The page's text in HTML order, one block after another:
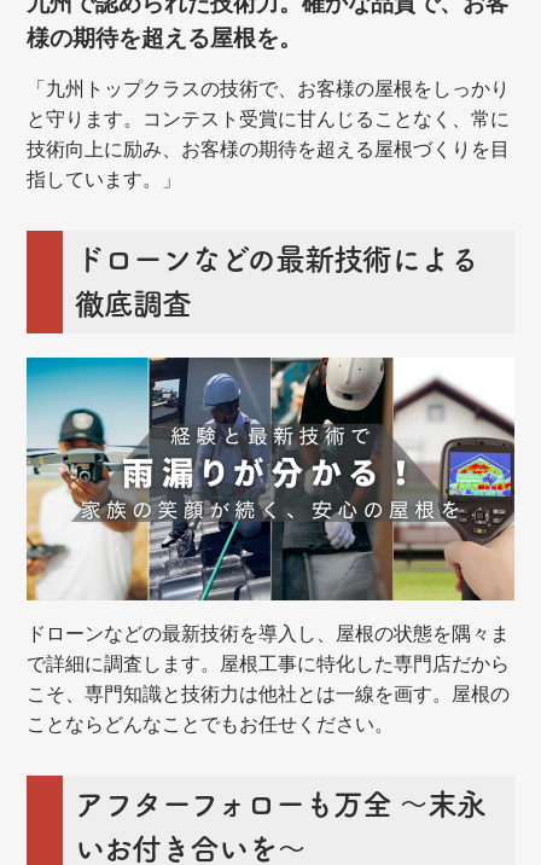
様の期待を超える屋根を。
「九州トップクラスの技術で、お客様の屋根をしっかり
と守ります。コンテスト受賞に甘んじることなく、常に
技術向上に励み、お客様の期待を超える屋根づくりを目
指しています。」
ドローンなどの最新技術による
徹底調査
ドローンなどの最新技術を導入し、屋根の状態を隅々ま
で詳細に調査します。屋根工事に特化した専門店だから
こそ、専門知識と技術力は他社とは一線を画す。屋根の
ことならどんなことでもお任せください。
アフターフォローも万全 ～末永
いお付き合いを～